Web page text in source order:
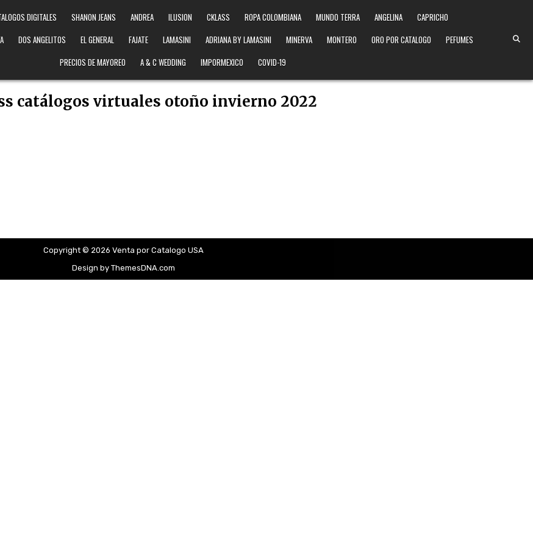
DIGITALES SHANON JEANS ANDREA ILUSION CKLASS ROPA COLOMBIANA MUNDO TERRA ANGELINA
CAPRICHO
DOS ANGELITOS EL GENERAL FAJATE LAMASINI ADRIANA BY LAMASINI MINERVA MONTERO ORO POR CATALOGO
PEFUMES
PRECIOS DE MAYOREO
A & C WEDDING IMPORMEXICO COVID-19
catálogos virtuales otoño invierno 2022
Copyright © 2026 Venta por Catalogo USA
Design by ThemesDNA.com